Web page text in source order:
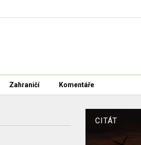
Zahraničí Komentáře
CITÁT